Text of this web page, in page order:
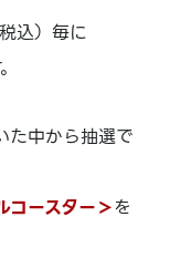
込）毎に
た中から抽選で
コースター＞を